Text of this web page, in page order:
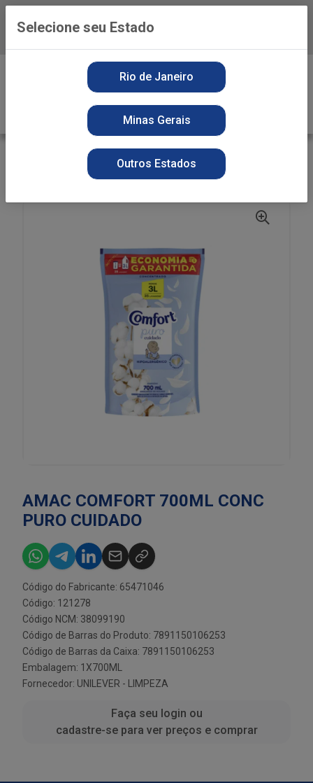
Baixe já o APP da Playvender
AMACIANTE
SECOS
AMAC COMFORT 700ML CONC PURO CUIDADO
AMAC COMFORT 700ML CONC
PURO CUIDADO
Código do Fabricante: 65471046
Código: 121278
Código NCM: 38099190
Código de Barras do Produto: 7891150106253
Código de Barras da Caixa: 7891150106253
Embalagem: 1X700ML
Fornecedor: UNILEVER - LIMPEZA
Faça seu login ou
cadastre-se para ver preços e comprar
Selecione seu Estado
Rio de Janeiro
Minas Gerais
Outros Estados